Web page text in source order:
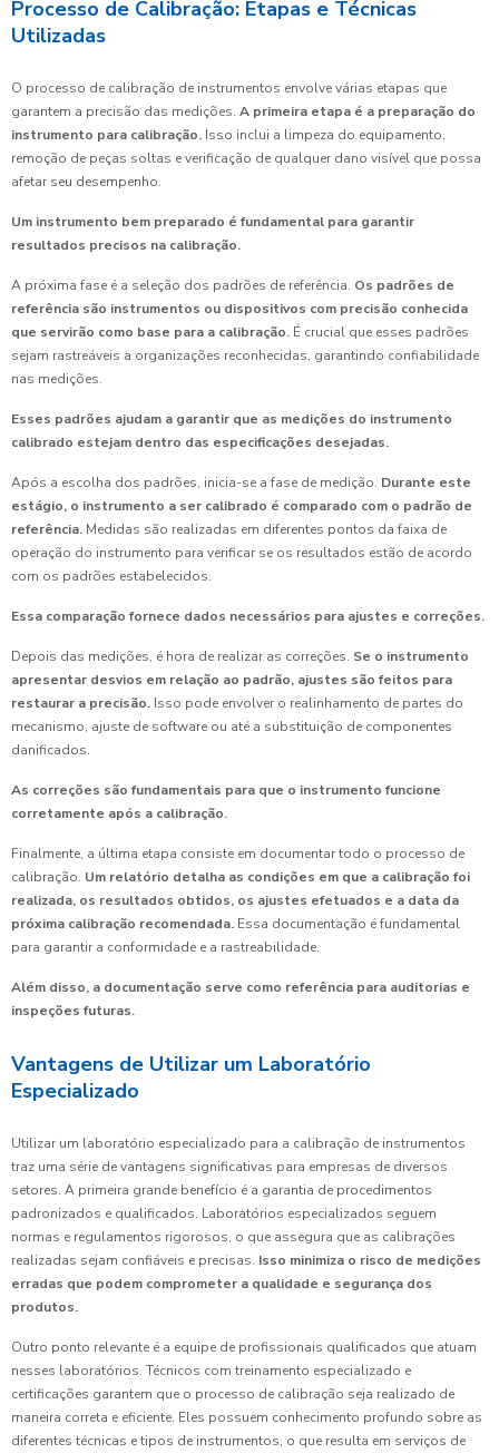
Processo de Calibração: Etapas e Técnicas
Utilizadas
O processo de calibração de instrumentos envolve várias etapas que
garantem a precisão das medições. A primeira etapa é a preparação do
instrumento para calibração. Isso inclui a limpeza do equipamento,
remoção de peças soltas e verificação de qualquer dano visível que possa
afetar seu desempenho.
Um instrumento bem preparado é fundamental para garantir
resultados precisos na calibração.
A próxima fase é a seleção dos padrões de referência. Os padrões de
referência são instrumentos ou dispositivos com precisão conhecida
que servirão como base para a calibração. É crucial que esses padrões
sejam rastreáveis a organizações reconhecidas, garantindo confiabilidade
nas medições.
Esses padrões ajudam a garantir que as medições do instrumento
calibrado estejam dentro das especificações desejadas.
Após a escolha dos padrões, inicia-se a fase de medição. Durante este
estágio, o instrumento a ser calibrado é comparado com o padrão de
referência. Medidas são realizadas em diferentes pontos da faixa de
operação do instrumento para verificar se os resultados estão de acordo
com os padrões estabelecidos.
Essa comparação fornece dados necessários para ajustes e correções.
Depois das medições, é hora de realizar as correções. Se o instrumento
apresentar desvios em relação ao padrão, ajustes são feitos para
restaurar a precisão. Isso pode envolver o realinhamento de partes do
mecanismo, ajuste de software ou até a substituição de componentes
danificados.
As correções são fundamentais para que o instrumento funcione
corretamente após a calibração.
Finalmente, a última etapa consiste em documentar todo o processo de
calibração. Um relatório detalha as condições em que a calibração foi
realizada, os resultados obtidos, os ajustes efetuados e a data da
próxima calibração recomendada. Essa documentação é fundamental
para garantir a conformidade e a rastreabilidade.
Além disso, a documentação serve como referência para auditorias e
inspeções futuras.
Vantagens de Utilizar um Laboratório
Especializado
Utilizar um laboratório especializado para a calibração de instrumentos
traz uma série de vantagens significativas para empresas de diversos
setores. A primeira grande benefício é a garantia de procedimentos
padronizados e qualificados. Laboratórios especializados seguem
normas e regulamentos rigorosos, o que assegura que as calibrações
realizadas sejam confiáveis e precisas. Isso minimiza o risco de medições
erradas que podem comprometer a qualidade e segurança dos
produtos.
Outro ponto relevante é a equipe de profissionais qualificados que atuam
nesses laboratórios. Técnicos com treinamento especializado e
certificações garantem que o processo de calibração seja realizado de
maneira correta e eficiente. Eles possuem conhecimento profundo sobre as
diferentes técnicas e tipos de instrumentos, o que resulta em serviços de